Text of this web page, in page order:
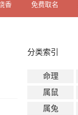
香 免费取名
分类索引
命理
属鼠
属兔